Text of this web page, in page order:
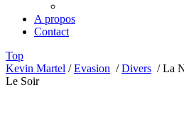
A propos
Contact
Top
Kevin Martel /Evasion /Divers /La
Le Soir